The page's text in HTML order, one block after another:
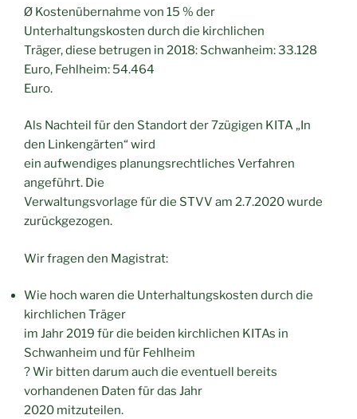
Ø Kostenübernahme von 15 % der
Unterhaltungskosten durch die kirchlichen
Träger, diese betrugen in 2018: Schwanheim: 33.128
Euro, Fehlheim: 54.464
Euro.
Als Nachteil für den Standort der 7zügigen KITA „In
den Linkengärten“ wird
ein aufwendiges planungsrechtliches Verfahren
angeführt. Die
Verwaltungsvorlage für die STVV am 2.7.2020 wurde
zurückgezogen.
Wir fragen den Magistrat:
Wie hoch waren die Unterhaltungskosten durch die
kirchlichen Träger
im Jahr 2019 für die beiden kirchlichen KITAs in
Schwanheim und für Fehlheim
? Wir bitten darum auch die eventuell bereits
vorhandenen Daten für das Jahr
2020 mitzuteilen.